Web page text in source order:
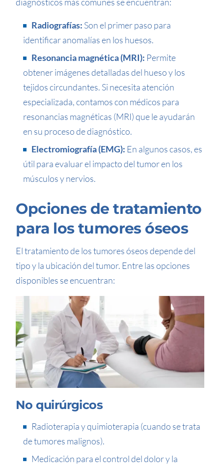
diagnósticos más comunes se encuentran:
Radiografías: Son el primer paso para
identificar anomalías en los huesos.
Resonancia magnética (MRI): Permite
obtener imágenes detalladas del hueso y los
tejidos circundantes. Si necesita atención
especializada, contamos con médicos para
resonancias magnéticas (MRI) que le ayudarán
en su proceso de diagnóstico.
Electromiografía (EMG): En algunos casos, es
útil para evaluar el impacto del tumor en los
músculos y nervios.
Opciones de tratamiento
para los tumores óseos
El tratamiento de los tumores óseos depende del
tipo y la ubicación del tumor. Entre las opciones
disponibles se encuentran:
No quirúrgicos
Radioterapia y quimioterapia (cuando se trata
de tumores malignos).
Medicación para el control del dolor y la